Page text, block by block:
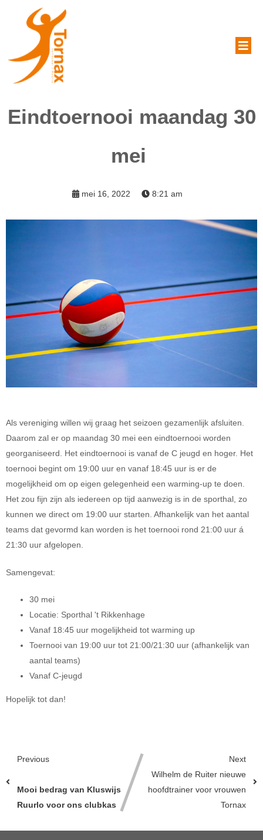
Eindtoernooi maandag 30
mei
mei 16, 2022 8:21 am
Als vereniging willen wij graag het seizoen gezamenlijk afsluiten.
Daarom zal er op maandag 30 mei een eindtoernooi worden
georganiseerd. Het eindtoernooi is vanaf de C jeugd en hoger. Het
toernooi begint om 19:00 uur en vanaf 18:45 uur is er de
mogelijkheid om op eigen gelegenheid een warming-up te doen.
Het zou fijn zijn als iedereen op tijd aanwezig is in de sporthal, zo
kunnen we direct om 19:00 uur starten. Afhankelijk van het aantal
teams dat gevormd kan worden is het toernooi rond 21:00 uur á
21:30 uur afgelopen.
Samengevat:
30 mei
Locatie: Sporthal 't Rikkenhage
Vanaf 18:45 uur mogelijkheid tot warming up
Toernooi van 19:00 uur tot 21:00/21:30 uur (afhankelijk van
aantal teams)
Vanaf C-jeugd
Hopelijk tot dan!
Previous
Mooi bedrag van Kluswijs
Ruurlo voor ons clubkas
Next
Wilhelm de Ruiter nieuwe
hoofdtrainer voor vrouwen
Tornax